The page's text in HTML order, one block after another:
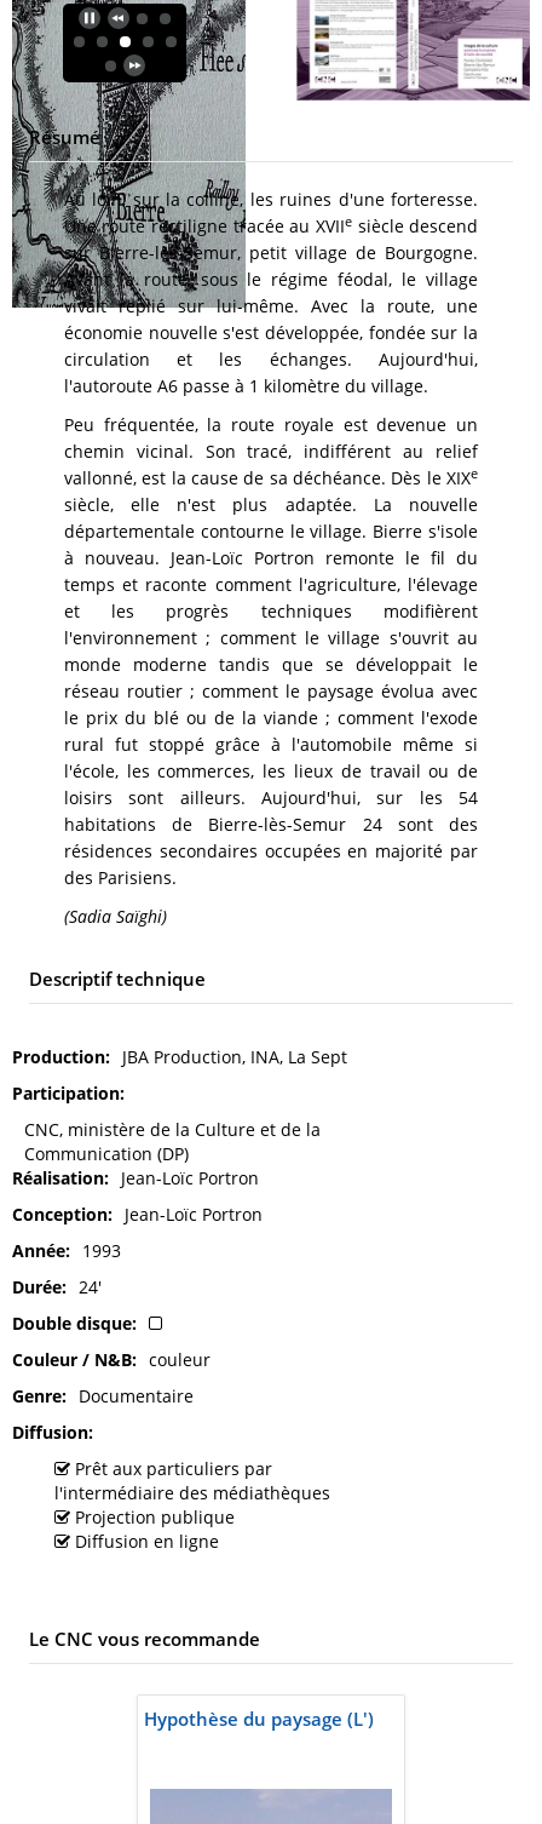
Résumé
Au loin, sur la colline, les ruines d'une forteresse.
Une route rectiligne tracée au XVIIesiècle descend
sur Bierre-lès-Semur, petit village de Bourgogne.
Avant la route, sous le régime féodal, le village
vivait replié sur lui-même. Avec la route, une
économie nouvelle s'est développée, fondée sur la
circulation et les échanges. Aujourd'hui,
l'autoroute A6 passe à 1 kilomètre du village.
Peu fréquentée, la route royale est devenue un
chemin vicinal. Son tracé, indifférent au relief
vallonné, est la cause de sa déchéance. Dès le XIXe
siècle, elle n'est plus adaptée. La nouvelle
départementale contourne le village. Bierre s'isole
à nouveau. Jean-Loïc Portron remonte le fil du
temps et raconte comment l'agriculture, l'élevage
et les progrès techniques modifièrent
l'environnement ; comment le village s'ouvrit au
monde moderne tandis que se développait le
réseau routier ; comment le paysage évolua avec
le prix du blé ou de la viande ; comment l'exode
rural fut stoppé grâce à l'automobile même si
l'école, les commerces, les lieux de travail ou de
loisirs sont ailleurs. Aujourd'hui, sur les 54
habitations de Bierre-lès-Semur 24 sont des
résidences secondaires occupées en majorité par
des Parisiens.
(Sadia Saïghi)
Descriptif technique
Production
JBA Production, INA, La Sept
Participation
CNC, ministère de la Culture et de la
Communication (DP)
Réalisation
Jean-Loïc Portron
Conception
Jean-Loïc Portron
Année
1993
Durée
24'
Double disque
Couleur / N&B
couleur
Genre
Documentaire
Diffusion
Prêt aux particuliers par
l'intermédiaire des médiathèques
Projection publique
Diffusion en ligne
Le CNC vous recommande
Hypothèse du paysage (L')